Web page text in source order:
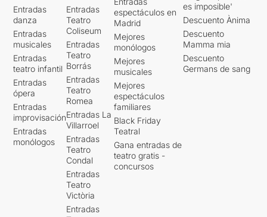
Entradas
danza
Entradas
musicales
Entradas
teatro infantil
Entradas
ópera
Entradas
improvisación
Entradas
monólogos
Entradas
Teatro
Coliseum
Entradas
Teatro
Borrás
Entradas
Teatro
Romea
Entradas La
Villarroel
Entradas
Teatro
Condal
Entradas
Teatro
Victòria
Entradas
espectáculos en
Madrid
Mejores
monólogos
Mejores
musicales
Mejores
espectáculos
familiares
Black Friday
Teatral
Gana entradas de
teatro gratis -
concursos
es imposible'
Descuento Ànima
Descuento
Mamma mia
Descuento
Germans de sang